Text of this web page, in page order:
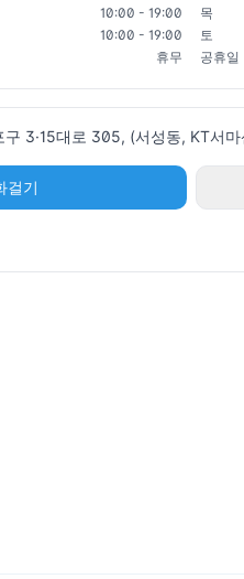
10:00 - 19:00 목
10:00 - 19:00 토
휴무 공휴일
3·15대로 305, (서성동, KT서마
걸기